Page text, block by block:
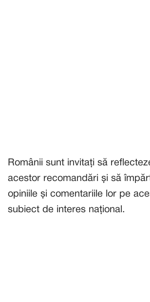
Românii sunt invitați să
acestor recomandări și să
opiniile și comentariile lor pe
subiect de interes național.